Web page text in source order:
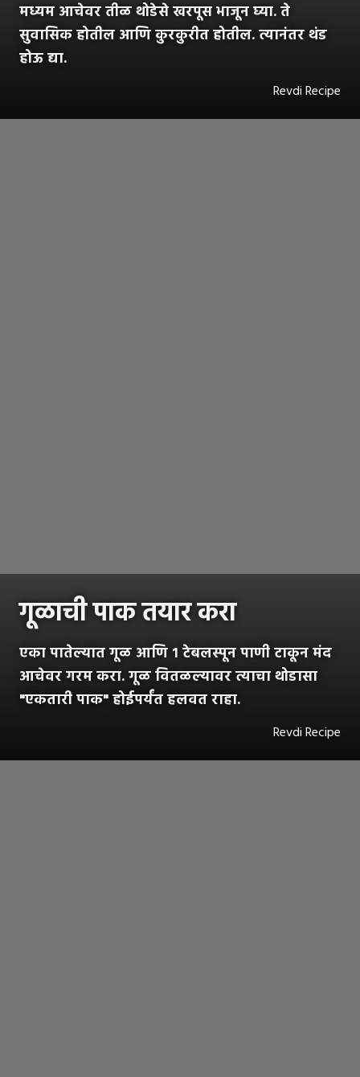
मध्यम आचेवर तीळ थोडेसे खरपूस भाजून घ्या. ते
सुवासिक होतील आणि कुरकुरीत होतील. त्यानंतर थंड
होऊ द्या.
Revdi Recipe
गूळाची पाक तयार करा
एका पातेल्यात गूळ आणि १ टेबलस्पून पाणी टाकून मंद
आचेवर गरम करा. गूळ वितळल्यावर त्याचा थोडासा
"एकतारी पाक" होईपर्यंत हलवत राहा.
Revdi Recipe